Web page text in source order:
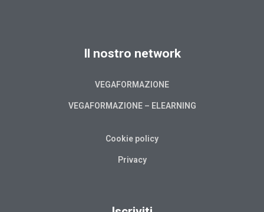
Il nostro network
VEGAFORMAZIONE
VEGAFORMAZIONE – ELEARNING
Cookie policy
Privacy